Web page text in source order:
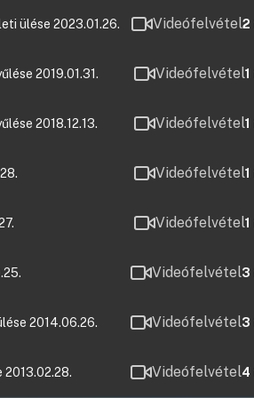
ülése 2023.01.26. Videófelvétel2
2019.01.31. Videófelvétel1
2018.12.13. Videófelvétel1
Videófelvétel1
Videófelvétel1
Videófelvétel3
2014.06.26. Videófelvétel3
Videófelvétel4